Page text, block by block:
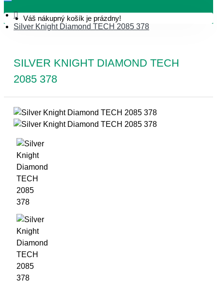
Váš nákupný košík je prázdny!
Silver Knight Diamond TECH 2085 378
SILVER KNIGHT DIAMOND TECH
2085 378